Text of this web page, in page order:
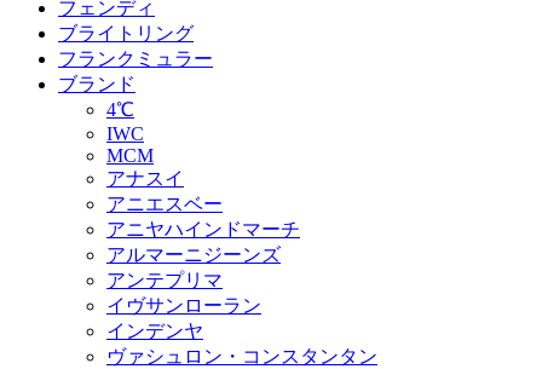
フェンディ
ブライトリング
フランクミュラー
ブランド
4℃
IWC
MCM
アナスイ
アニエスベー
アニヤハインドマーチ
アルマーニジーンズ
アンテプリマ
イヴサンローラン
インデンヤ
ヴァシュロン・コンスタンタン